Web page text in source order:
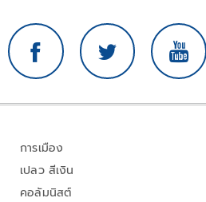
การเมือง
เปลว สีเงิน
คอลัมนิสต์